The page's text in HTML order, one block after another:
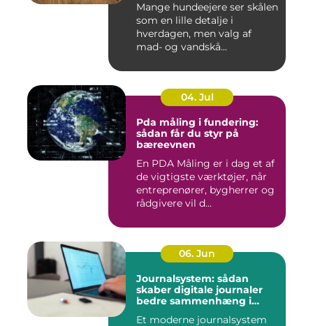
Mange hundeejere ser skålen
som en lille detalje i
hverdagen, men valg af
mad- og vandskå...
04. Jul
Pda måling i fundering:
sådan får du styr på
bæreevnen
En PDA Måling er i dag et af
de vigtigste værktøjer, når
entreprenører, bygherrer og
rådgivere vil d...
06. Jun
Journalsystem: sådan
skaber digitale journaler
bedre sammenhæng i
Et moderne journalsystem